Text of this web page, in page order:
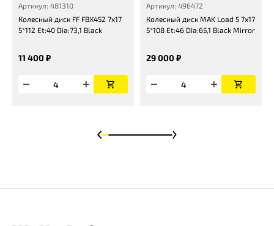
Артикул: 481310
Колесный диск FF FBX452 7x17
5*112 Et:40 Dia:73,1 Black
11 400 ₽
Артикул: 496472
Колесный диск MAK Load 5 7x17
5*108 Et:46 Dia:65,1 Black Mirror
29 000 ₽